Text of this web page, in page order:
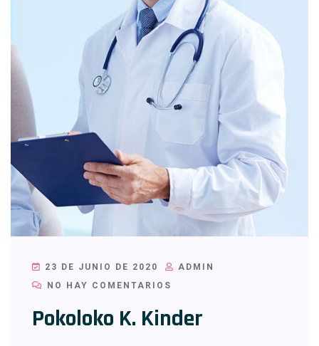
23 DE JUNIO DE 2020
ADMIN
NO HAY COMENTARIOS
Pokoloko K. Kinder